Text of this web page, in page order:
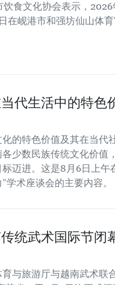
饮食文化协会表示，
在岘港市和强坊仙山体
代生活中的特色
的特色价值及其在当代
少数民族传统文化价值
迈进。这是8月6日上午
学术座谈会的主要内容。
统武术国际节闭
与旅游厅与越南武术联